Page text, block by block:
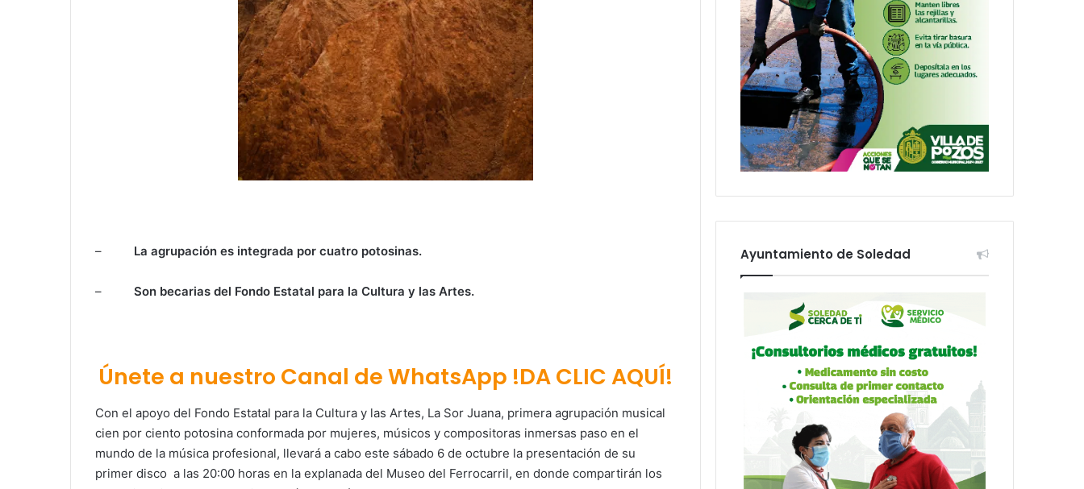
– La agrupación es integrada por cuatro potosinas.
– Son becarias del Fondo Estatal para la Cultura y las Artes.
Únete a nuestro Canal de WhatsApp !DA CLIC AQUÍ!
Con el apoyo del Fondo Estatal para la Cultura y las Artes, La Sor Juana, primera agrupación musical
cien por ciento potosina conformada por mujeres, músicos y compositoras inmersas paso en el
mundo de la música profesional, llevará a cabo este sábado 6 de octubre la presentación de su
primer disco a las 20:00 horas en la explanada del Museo del Ferrocarril, en donde compartirán los
Ayuntamiento de Soledad